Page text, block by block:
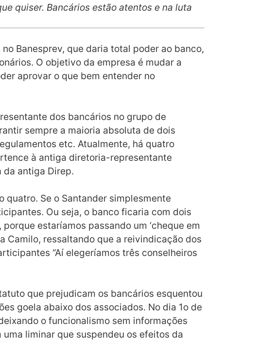
quiser. Bancários estão atentos e na luta
Banesprev, que daria total poder ao banco,
O objetivo da empresa é mudar a
aprovar o que bem entender no
dos bancários no grupo de
sempre a maioria absoluta de dois
etc. Atualmente, há quatro
à antiga diretoria-representante
da antiga Direp.
quatro. Se o Santander simplesmente
Ou seja, o banco ficaria com dois
estaríamos passando um ‘cheque em
Camilo, ressaltando que a reivindicação dos
“Aí elegeríamos três conselheiros
que prejudicam os bancários esquentou
goela abaixo dos associados. No dia 1o de
o funcionalismo sem informações
liminar que suspendeu os efeitos da